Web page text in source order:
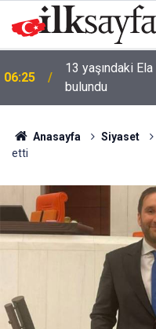
06:25
13 yaşındaki Ela
bulundu
Anasayfa Siyaset
etti